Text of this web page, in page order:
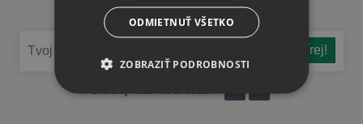
Nenechaj si ujsť novinky
ODMIETNUŤ VŠETKO
ZOBRAZIŤ PODROBNOSTI